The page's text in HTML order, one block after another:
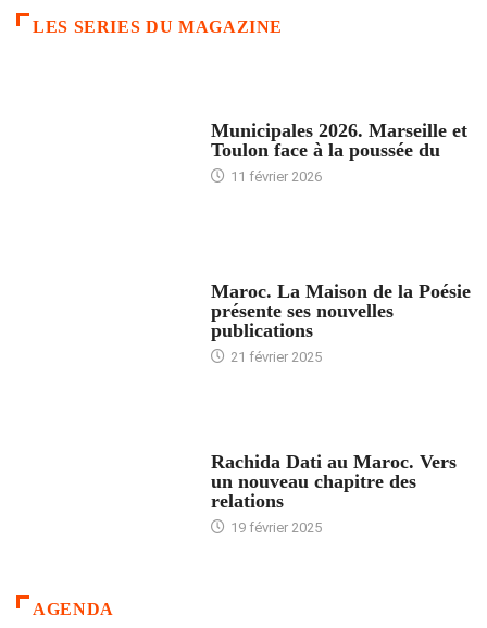
LES SERIES DU MAGAZINE
Municipales 2026. Marseille et
Toulon face à la poussée du
11 février 2026
Maroc. La Maison de la Poésie
présente ses nouvelles
publications
21 février 2025
Rachida Dati au Maroc. Vers
un nouveau chapitre des
relations
19 février 2025
AGENDA